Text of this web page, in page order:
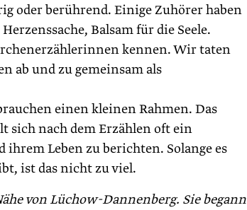
oder berührend. Einige Zuhörer haben
Balsam für die Seele.
kennen. Wir taten
ab und zu gemeinsam als
einen kleinen Rahmen. Das
sich nach dem Erzählen oft ein
ihrem Leben zu berichten. Solange es
ist das nicht zu viel.
von Lüchow-Dannenberg. Sie begann